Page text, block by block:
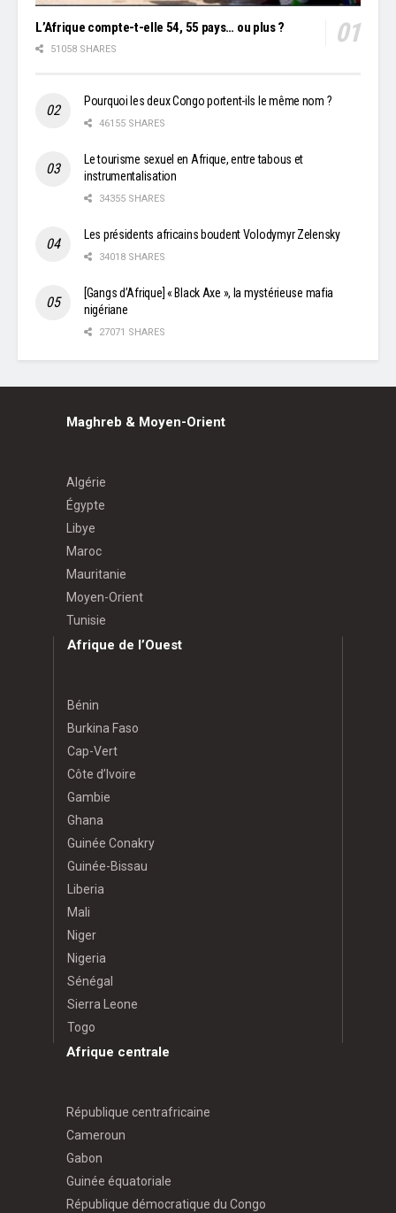
L’Afrique compte-t-elle 54, 55 pays… ou plus ?
51058 SHARES
Pourquoi les deux Congo portent-ils le même nom ?
46155 SHARES
Le tourisme sexuel en Afrique, entre tabous et
instrumentalisation
34355 SHARES
Les présidents africains boudent Volodymyr Zelensky
34018 SHARES
[Gangs d’Afrique] « Black Axe », la mystérieuse mafia
nigériane
27071 SHARES
Maghreb & Moyen-Orient
Algérie
Égypte
Libye
Maroc
Mauritanie
Moyen-Orient
Tunisie
Afrique de l’Ouest
Bénin
Burkina Faso
Cap-Vert
Côte d’Ivoire
Gambie
Ghana
Guinée Conakry
Guinée-Bissau
Liberia
Mali
Niger
Nigeria
Sénégal
Sierra Leone
Togo
Afrique centrale
République centrafricaine
Cameroun
Gabon
Guinée équatoriale
République démocratique du Congo